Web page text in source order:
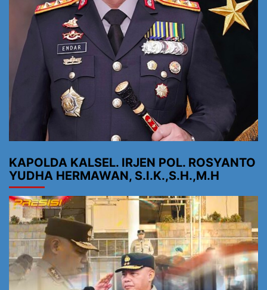
KAPOLDA KALSEL. IRJEN POL. ROSYANTO
YUDHA HERMAWAN, S.I.K.,S.H.,M.H